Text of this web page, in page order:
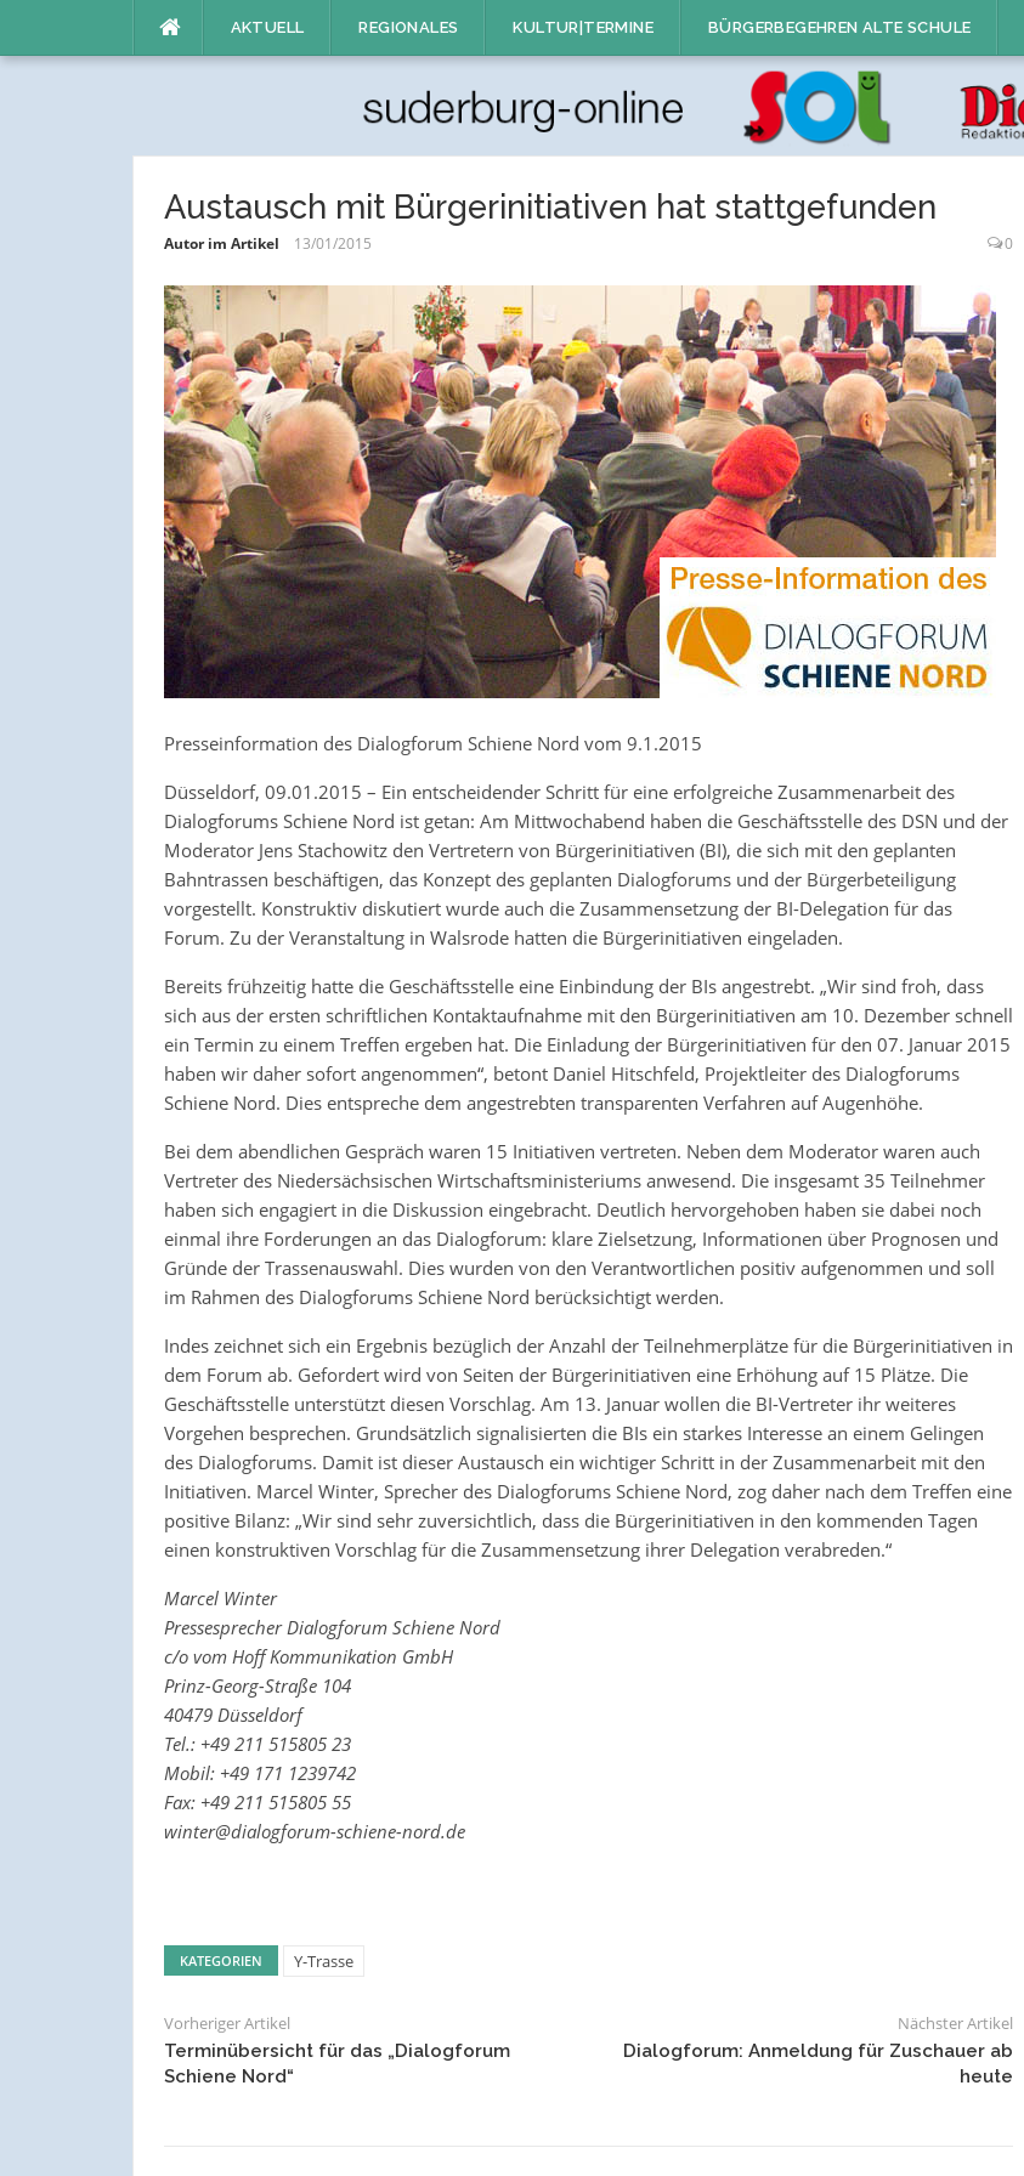
AKTUELL REGIONALES KULTUR|TERMINE BÜRGERBEGEHREN ALTE SCHULE
Austausch mit Bürgerinitiativen hat stattgefunden
Autor im Artikel 13/01/2015 0
Presseinformation des Dialogforum Schiene Nord vom 9.1.2015
Düsseldorf, 09.01.2015 – Ein entscheidender Schritt für eine erfolgreiche Zusammenarbeit des
Dialogforums Schiene Nord ist getan: Am Mittwochabend haben die Geschäftsstelle des DSN und der
Moderator Jens Stachowitz den Vertretern von Bürgerinitiativen (BI), die sich mit den geplanten
Bahntrassen beschäftigen, das Konzept des geplanten Dialogforums und der Bürgerbeteiligung
vorgestellt. Konstruktiv diskutiert wurde auch die Zusammensetzung der BI-Delegation für das
Forum. Zu der Veranstaltung in Walsrode hatten die Bürgerinitiativen eingeladen.
Bereits frühzeitig hatte die Geschäftsstelle eine Einbindung der BIs angestrebt. „Wir sind froh, dass
sich aus der ersten schriftlichen Kontaktaufnahme mit den Bürgerinitiativen am 10. Dezember schnell
ein Termin zu einem Treffen ergeben hat. Die Einladung der Bürgerinitiativen für den 07. Januar 2015
haben wir daher sofort angenommen“, betont Daniel Hitschfeld, Projektleiter des Dialogforums
Schiene Nord. Dies entspreche dem angestrebten transparenten Verfahren auf Augenhöhe.
Bei dem abendlichen Gespräch waren 15 Initiativen vertreten. Neben dem Moderator waren auch
Vertreter des Niedersächsischen Wirtschaftsministeriums anwesend. Die insgesamt 35 Teilnehmer
haben sich engagiert in die Diskussion eingebracht. Deutlich hervorgehoben haben sie dabei noch
einmal ihre Forderungen an das Dialogforum: klare Zielsetzung, Informationen über Prognosen und
Gründe der Trassenauswahl. Dies wurden von den Verantwortlichen positiv aufgenommen und soll
im Rahmen des Dialogforums Schiene Nord berücksichtigt werden.
Indes zeichnet sich ein Ergebnis bezüglich der Anzahl der Teilnehmerplätze für die Bürgerinitiativen in
dem Forum ab. Gefordert wird von Seiten der Bürgerinitiativen eine Erhöhung auf 15 Plätze. Die
Geschäftsstelle unterstützt diesen Vorschlag. Am 13. Januar wollen die BI-Vertreter ihr weiteres
Vorgehen besprechen. Grundsätzlich signalisierten die BIs ein starkes Interesse an einem Gelingen
des Dialogforums. Damit ist dieser Austausch ein wichtiger Schritt in der Zusammenarbeit mit den
Initiativen. Marcel Winter, Sprecher des Dialogforums Schiene Nord, zog daher nach dem Treffen eine
positive Bilanz: „Wir sind sehr zuversichtlich, dass die Bürgerinitiativen in den kommenden Tagen
einen konstruktiven Vorschlag für die Zusammensetzung ihrer Delegation verabreden.“
Marcel Winter
Pressesprecher Dialogforum Schiene Nord
c/o vom Hoff Kommunikation GmbH
Prinz-Georg-Straße 104
40479 Düsseldorf
Tel.: +49 211 515805 23
Mobil: +49 171 1239742
Fax: +49 211 515805 55
winter@dialogforum-schiene-nord.de
KATEGORIEN Y-Trasse
Vorheriger Artikel
Terminübersicht für das „Dialogforum
Schiene Nord“
Nächster Artikel
Dialogforum: Anmeldung für Zuschauer ab
heute